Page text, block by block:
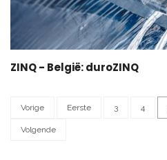
ZINQ - België: duroZINQ
Vorige Eerste 3 4
Volgende